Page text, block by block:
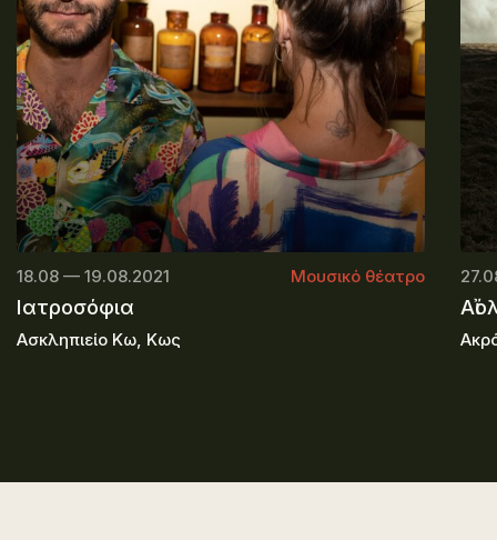
18.08 — 19.08.2021 Μουσικό θέατρο
Ιατροσόφια
Ασκληπιείο Κω, Κως